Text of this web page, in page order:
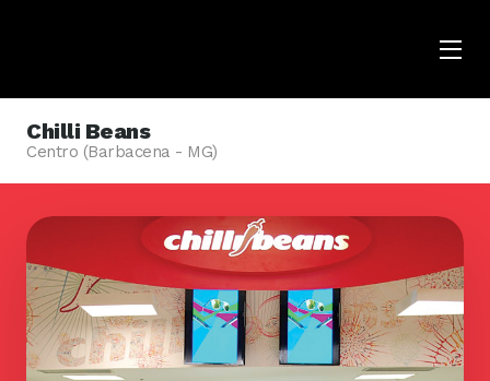
Menu
Chilli Beans
Centro (Barbacena - MG)